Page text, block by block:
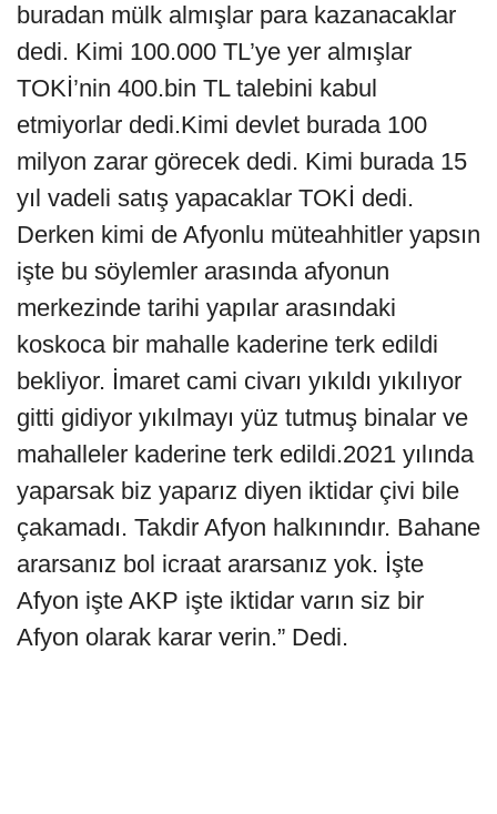
buradan mülk almışlar para kazanacaklar
dedi. Kimi 100.000 TL’ye yer almışlar
TOKİ’nin 400.bin TL talebini kabul
etmiyorlar dedi.Kimi devlet burada 100
milyon zarar görecek dedi. Kimi burada 15
yıl vadeli satış yapacaklar TOKİ dedi.
Derken kimi de Afyonlu müteahhitler yapsın
işte bu söylemler arasında afyonun
merkezinde tarihi yapılar arasındaki
koskoca bir mahalle kaderine terk edildi
bekliyor. İmaret cami civarı yıkıldı yıkılıyor
gitti gidiyor yıkılmayı yüz tutmuş binalar ve
mahalleler kaderine terk edildi.2021 yılında
yaparsak biz yaparız diyen iktidar çivi bile
çakamadı. Takdir Afyon halkınındır. Bahane
ararsanız bol icraat ararsanız yok. İşte
Afyon işte AKP işte iktidar varın siz bir
Afyon olarak karar verin.” Dedi.